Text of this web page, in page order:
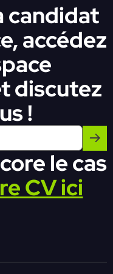
candidat
accédez
discutez
!
le cas
CV ici